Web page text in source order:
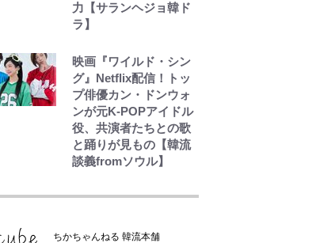
力【サランヘジョ韓ド
ラ】
映画『ワイルド・シン
グ』Netflix配信！トッ
プ俳優カン・ドンウォ
ンが元K-POPアイドル
役、共演者たちとの歌
と踊りが見もの【韓流
談義fromソウル】
ちかちゃんねる 韓流本舗